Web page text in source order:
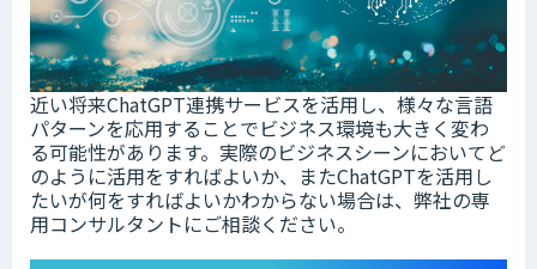
近い将来ChatGPT連携サービスを活用し、様々な言語
パターンを応用することでビジネス環境も大きく変わ
る可能性があります。実際のビジネスシーンにおいてど
のように活用をすればよいか、またChatGPTを活用し
たいが何をすればよいかわからない場合は、弊社の専
用コンサルタントにご相談ください。